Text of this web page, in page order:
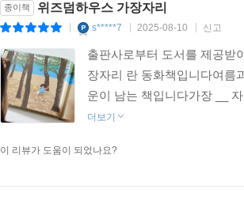
종이책 위즈덤하우스 가장자리
s*****7 2025-08-10 신고
출판사로부터 도서를 제공받
장자리 란 동화책입니다여름
운이 남는 책입니다가장 __
더보기
이 리뷰가 도움이 되었나요?